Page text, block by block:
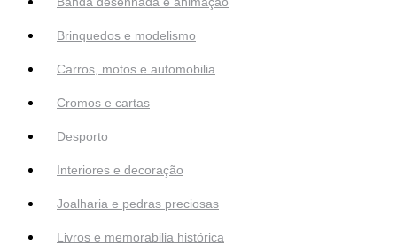
Brinquedos e modelismo
Carros, motos e automobilia
Cromos e cartas
Desporto
Interiores e decoração
Joalharia e pedras preciosas
Livros e memorabilia histórica